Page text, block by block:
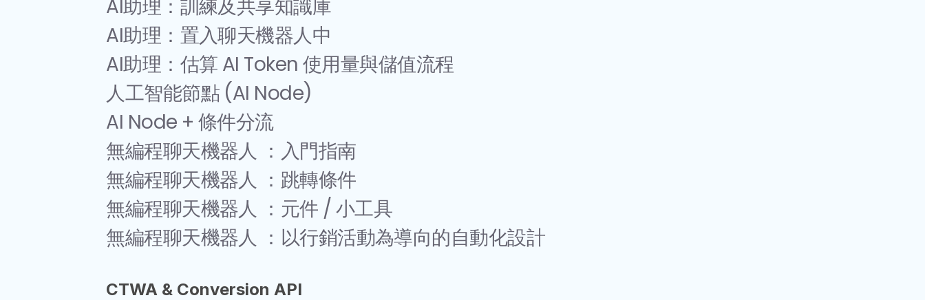
AI助理：訓練及共享知識庫
AI助理：置入聊天機器人中
AI助理：估算 AI Token 使用量與儲值流程
人工智能節點 (AI Node)
AI Node + 條件分流
無編程聊天機器人 ：入門指南
無編程聊天機器人 ：跳轉條件
無編程聊天機器人 ：元件 / 小工具
無編程聊天機器人 ：以行銷活動為導向的自動化設計
CTWA & Conversion API